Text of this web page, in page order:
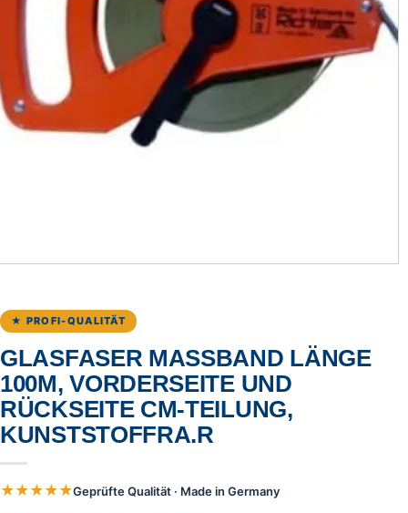
★ PROFI-QUALITÄT
GLASFASER MASSBAND LÄNGE 1
00M, VORDERSEITE UND R
ÜCKSEITE CM-TEILUNG, K
UNSTSTOFFRA.R
★★★★★Geprüfte Qualität · Made in Germany